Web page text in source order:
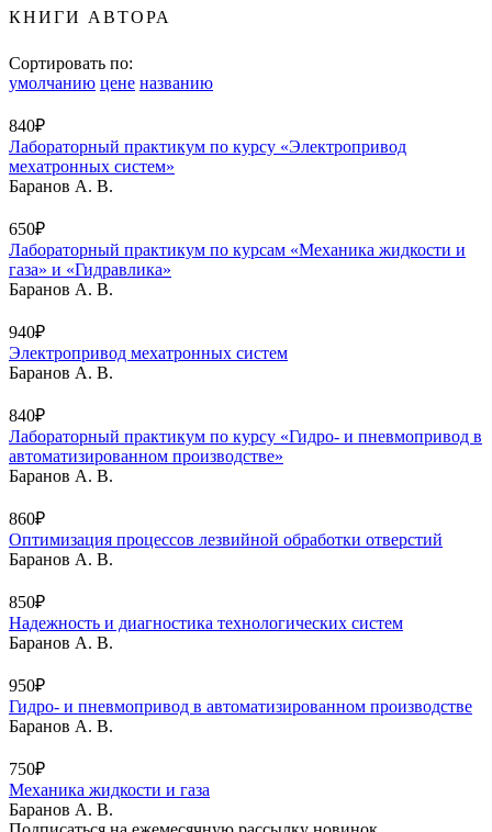
КНИГИ АВТОРА
Сортировать по:
умолчанию цене названию
840₽
Лабораторный практикум по курсу «Электропривод
мехатронных систем»
Баранов А. В.
650₽
Лабораторный практикум по курсам «Механика жидкости и
газа» и «Гидравлика»
Баранов А. В.
940₽
Электропривод мехатронных систем
Баранов А. В.
840₽
Лабораторный практикум по курсу «Гидро- и пневмопривод в
автоматизированном производстве»
Баранов А. В.
860₽
Оптимизация процессов лезвийной обработки отверстий
Баранов А. В.
850₽
Надежность и диагностика технологических систем
Баранов А. В.
950₽
Гидро- и пневмопривод в автоматизированном производстве
Баранов А. В.
750₽
Механика жидкости и газа
Баранов А. В.